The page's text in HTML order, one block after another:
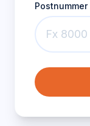
Postnummer